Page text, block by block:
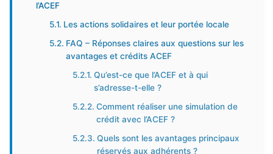
l’ACEF
Les actions solidaires et leur portée locale
FAQ – Réponses claires aux questions sur les
avantages et crédits ACEF
Qu’est-ce que l’ACEF et à qui
s’adresse-t-elle ?
Comment réaliser une simulation de
crédit avec l’ACEF ?
Quels sont les avantages principaux
réservés aux adhérents ?